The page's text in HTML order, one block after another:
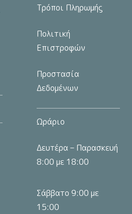
Τρόποι Πληρωμής
Πολιτική
Επιστροφών
Προστασία
Δεδομένων
Ωράριο
Δευτέρα – Παρασκευή
8:00 με 18:00
Σάββατο 9:00 με
15:00